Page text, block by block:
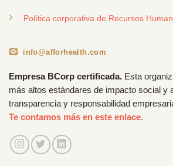
Política corporativa de Recursos
info@afforhealth.com
Empresa BCorp certificada. Esta
más altos estándares de impacto social y
transparencia y responsabilidad
Te contamos más en este enlace.